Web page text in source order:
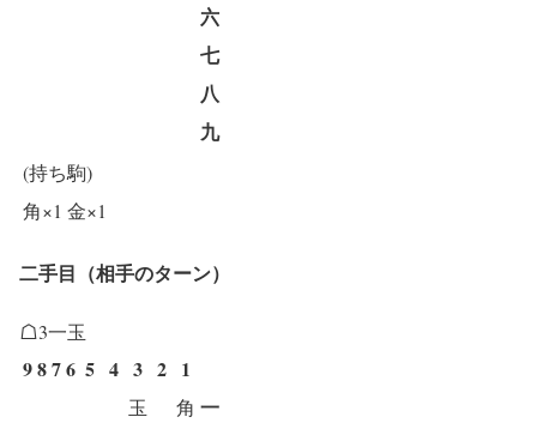
六
七
八
九
(持ち駒)
角×1 金×1
二手目（相手のターン）
☖3一玉
9876 5 4 3 2 1
玉 角 一